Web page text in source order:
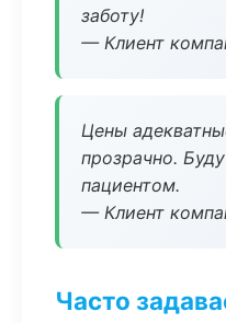
заботу!
— Клиент
Цены
прозрачно.
пациентом.
— Клиент
Часто